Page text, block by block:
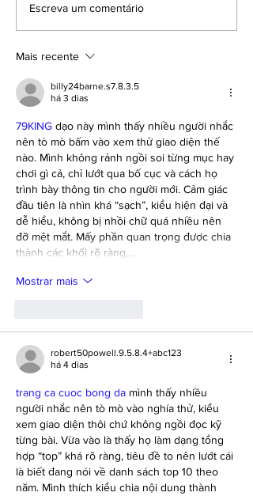
VOTAÇÃO REALIZADA COM
SUCESSOELEIÇÃO DA
CREA-SC
Escreva um comentário
Mais recente
billy24barne.s7.8.3.5
há 3 dias
79KING dạo này mình thấy nhiều người nhắc
nên tò mò bấm vào xem thử giao diện thế
nào. Mình không rảnh ngồi soi từng mục hay
chơi gì cả, chỉ lướt qua bố cục và cách họ
trình bày thông tin cho người mới. Cảm giác
đầu tiên là nhìn khá “sạch”, kiểu hiện đại và
dễ hiểu, không bị nhồi chữ quá nhiều nên
đỡ mệt mắt. Mấy phần quan trọng được chia
thành các khối rõ ràng,…
Mostrar mais
robert50powell.9.5.8.4+abc123
há 4 dias
trang ca cuoc bong da mình thấy nhiều
người nhắc nên tò mò vào nghía thử, kiểu
xem giao diện thôi chứ không ngồi đọc kỹ
từng bài. Vừa vào là thấy họ làm dạng tổng
hợp “top” khá rõ ràng, tiêu đề to nên lướt cái
là biết đang nói về danh sách top 10 theo
năm. Mình thích kiểu chia nội dung thành